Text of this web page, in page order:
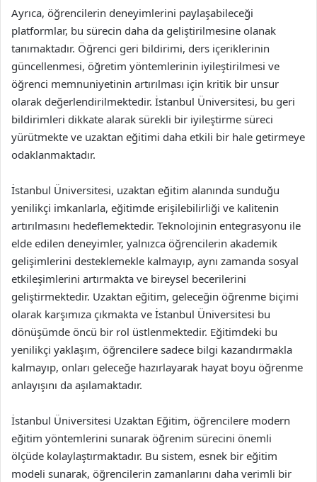
Ayrıca, öğrencilerin deneyimlerini paylaşabileceği
platformlar, bu sürecin daha da geliştirilmesine olanak
tanımaktadır. Öğrenci geri bildirimi, ders içeriklerinin
güncellenmesi, öğretim yöntemlerinin iyileştirilmesi ve
öğrenci memnuniyetinin artırılması için kritik bir unsur
olarak değerlendirilmektedir. İstanbul Üniversitesi, bu geri
bildirimleri dikkate alarak sürekli bir iyileştirme süreci
yürütmekte ve uzaktan eğitimi daha etkili bir hale getirmeye
odaklanmaktadır.
İstanbul Üniversitesi, uzaktan eğitim alanında sunduğu
yenilikçi imkanlarla, eğitimde erişilebilirliği ve kalitenin
artırılmasını hedeflemektedir. Teknolojinin entegrasyonu ile
elde edilen deneyimler, yalnızca öğrencilerin akademik
gelişimlerini desteklemekle kalmayıp, aynı zamanda sosyal
etkileşimlerini artırmakta ve bireysel becerilerini
geliştirmektedir. Uzaktan eğitim, geleceğin öğrenme biçimi
olarak karşımıza çıkmakta ve İstanbul Üniversitesi bu
dönüşümde öncü bir rol üstlenmektedir. Eğitimdeki bu
yenilikçi yaklaşım, öğrencilere sadece bilgi kazandırmakla
kalmayıp, onları geleceğe hazırlayarak hayat boyu öğrenme
anlayışını da aşılamaktadır.
İstanbul Üniversitesi Uzaktan Eğitim, öğrencilere modern
eğitim yöntemlerini sunarak öğrenim sürecini önemli
ölçüde kolaylaştırmaktadır. Bu sistem, esnek bir eğitim
modeli sunarak, öğrencilerin zamanlarını daha verimli bir